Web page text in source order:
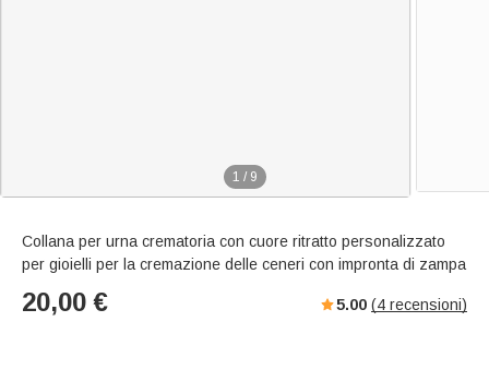
1 / 9
Collana per urna crematoria con cuore ritratto personalizzato
per gioielli per la cremazione delle ceneri con impronta di zampa
20,00 € 5.00 (4 recensioni)